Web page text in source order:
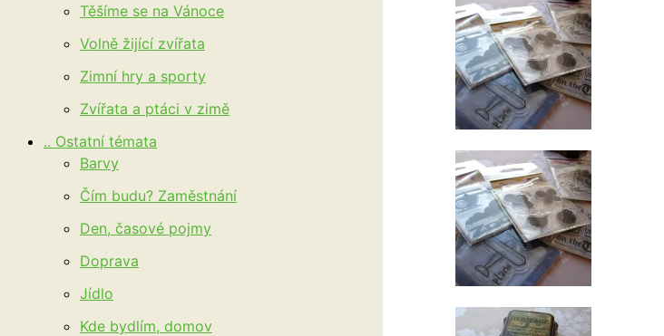
Těšíme se na Vánoce
Volně žijící zvířata
Zimní hry a sporty
Zvířata a ptáci v zimě
.. Ostatní témata
Barvy
Čím budu? Zaměstnání
Den, časové pojmy
Doprava
Jídlo
Kde bydlím, domov